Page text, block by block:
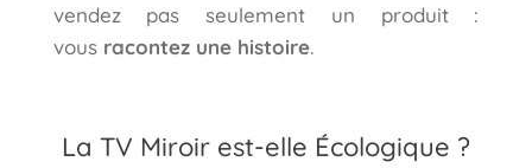
vendez pas seulement un produit :
vous racontez une histoire.
La TV Miroir est-elle Écologique ?